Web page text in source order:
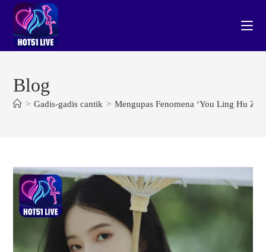
Skip
content
Blog
> Gadis-gadis cantik > Mengupas Fenomena ‘You Ling Hu Zi